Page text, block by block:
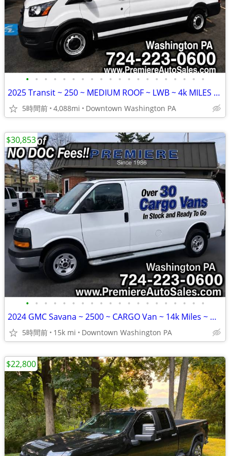
• • • • • • • • • • • • • • • • • • • •
2025 Transit ~ 250 ~ MEDIUM ROOF ~ LWB ~ 4k MILES ~ Factory WARRANTY
5時間前 4,088mi Downtown Washington PA
• • • • • • • • • • • • • • • • • • • •
2024 GMC Savana ~ 2500 ~ CARGO Van ~ 14k Miles ~ WARRANTY till 100k MI
5時間前 15k mi Downtown Washington PA
$30,853
$22,800